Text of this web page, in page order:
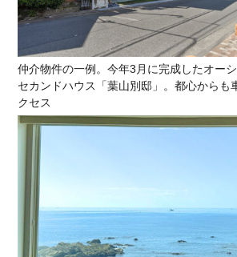
仲介物件の一例。今年3月に完成したオー
セカンドハウス「葉山別邸」。都心からも
クセス